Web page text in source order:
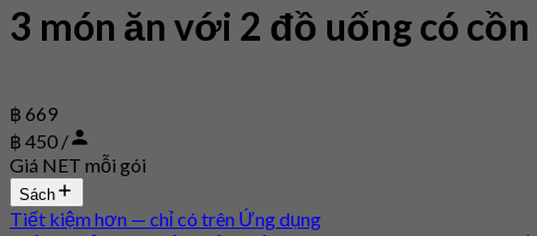
3 món ăn với 2 đồ uống có cồn
฿ 669
฿ 450 /
Giá NET mỗi gói
Sách
Tiết kiệm hơn — chỉ có trên Ứng dụng